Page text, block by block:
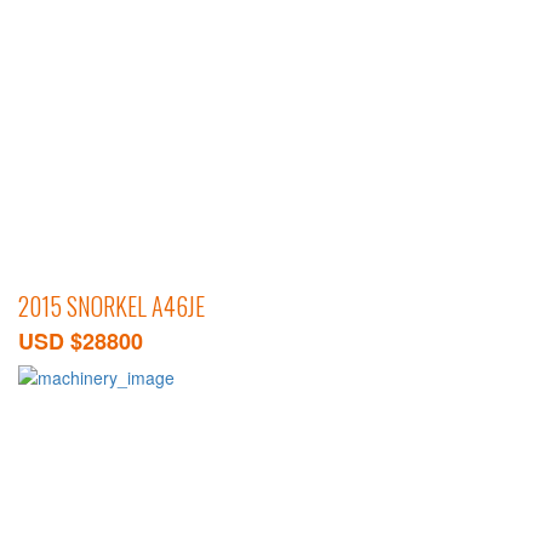
2015 SNORKEL A46JE
USD $28800